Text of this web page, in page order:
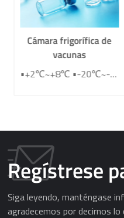
Cámara frigorífica de
vacunas
•+2℃~+8℃ •-20℃~-25℃
Regístrese
Siga leyendo, manténgase
agradecemos por decirnos lo